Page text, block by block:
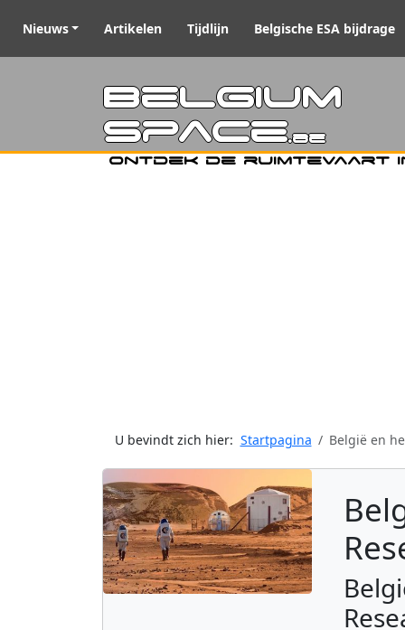
Nieuws Artikelen Tijdlijn Belgische ESA bijdrage
Space.be
Ontdek de ruimtevaart
U bevindt zich hier: Startpagina België en